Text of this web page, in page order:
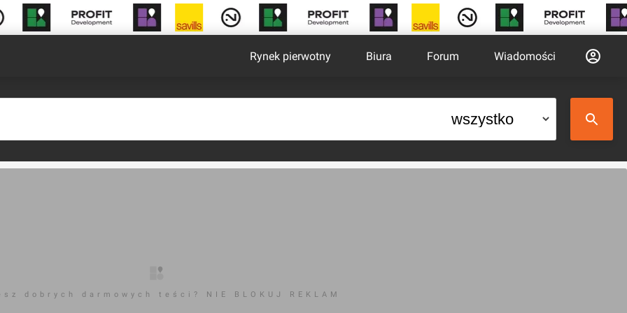
Rynek pierwotny Biura Forum Wiadomości
dobrych darmowych teści? NIE BLOKUJ REKLAM